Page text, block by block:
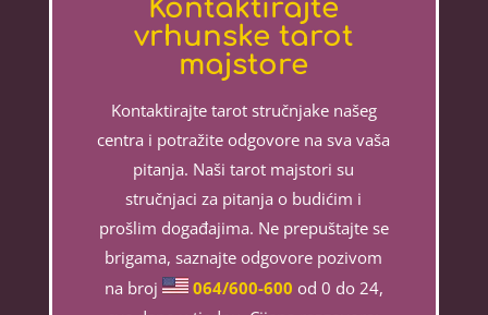
Kontaktirajte
vrhunske tarot
majstore
Kontaktirajte tarot stručnjake našeg
centra i potražite odgovore na sva vaša
pitanja. Naši tarot majstori su
stručnjaci za pitanja o budićim i
prošlim događajima. Ne prepuštajte se
brigama, saznajte odgovore pozivom
na broj
064/600-600 od 0 do 24,